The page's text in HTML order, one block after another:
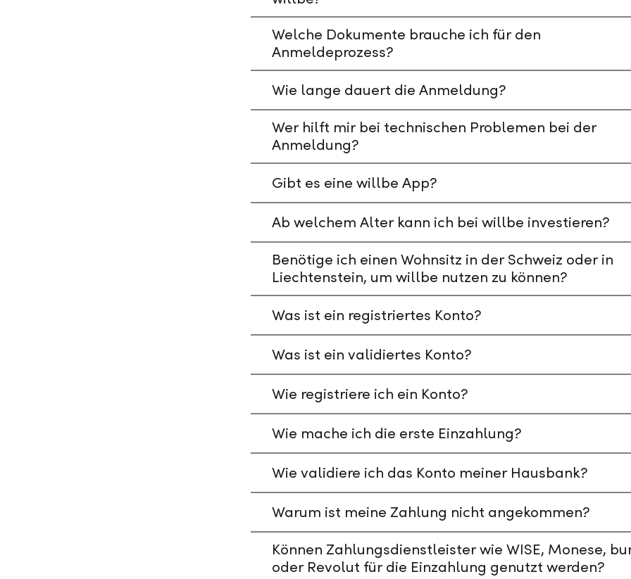
Welche Dokumente brauche ich für den
Anmeldeprozess?
Wie lange dauert die Anmeldung?
Wer hilft mir bei technischen Problemen bei der
Anmeldung?
Gibt es eine willbe App?
Ab welchem Alter kann ich bei willbe investieren?
Benötige ich einen Wohnsitz in der Schweiz oder in
Liechtenstein, um willbe nutzen zu können?
Was ist ein registriertes Konto?
Was ist ein validiertes Konto?
Wie registriere ich ein Konto?
Wie mache ich die erste Einzahlung?
Wie validiere ich das Konto meiner Hausbank?
Warum ist meine Zahlung nicht angekommen?
Können Zahlungsdienstleister wie WISE, Monese,
oder Revolut für die Einzahlung genutzt werden?